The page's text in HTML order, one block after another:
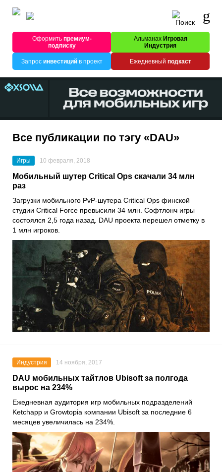
Оформитьпремиум-
подписку
Альманах Игровая
Индустрия
Запрос инвестицийв проект Ежедневный подкаст
Все публикации по тэгу «DAU»
Игры 10 февраля, 2018
Мобильный шутер Critical Ops скачали 34 млн
раз
Загрузки мобильного PvP-шутера Critical Ops финской
студии Critical Force превысили 34 млн. Софтлонч игры
состоялся 2,5 года назад. DAU проекта перешел отметку в
1 млн игроков.
Индустрия 14 ноября, 2017
DAU мобильных тайтлов Ubisoft за полгода
вырос на 234%
Ежедневная аудитория игр мобильных подразделений
Ketchapp и Growtopia компании Ubisoft за последние 6
месяцев увеличилась на 234%.